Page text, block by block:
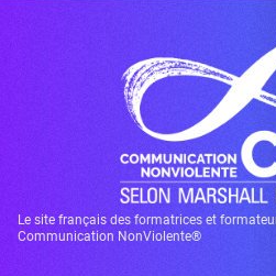
Le site français des formatrices et
Communication NonViolente®